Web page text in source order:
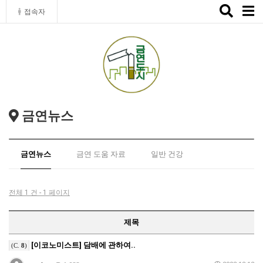
접속자
Toggle
금연뉴스
금연뉴스 금연 도움 자료 일반 건강
전체 1 건 - 1 페이지
제목
(C. 8) [이코노미스트] 담배에 관하여..